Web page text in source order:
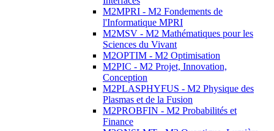
M2MPRI - M2 Fondements de
l'Informatique MPRI
M2MSV - M2 Mathématiques pour les
Sciences du Vivant
M2OPTIM - M2 Optimisation
M2PIC - M2 Projet, Innovation,
Conception
M2PLASPHYFUS - M2 Physique des
Plasmas et de la Fusion
M2PROBFIN - M2 Probabilités et
Finance